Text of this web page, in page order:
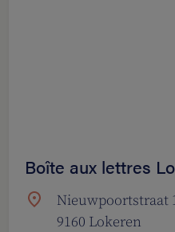
Boîte aux lettres
Nieuwpoortstraat
9160 Lokeren